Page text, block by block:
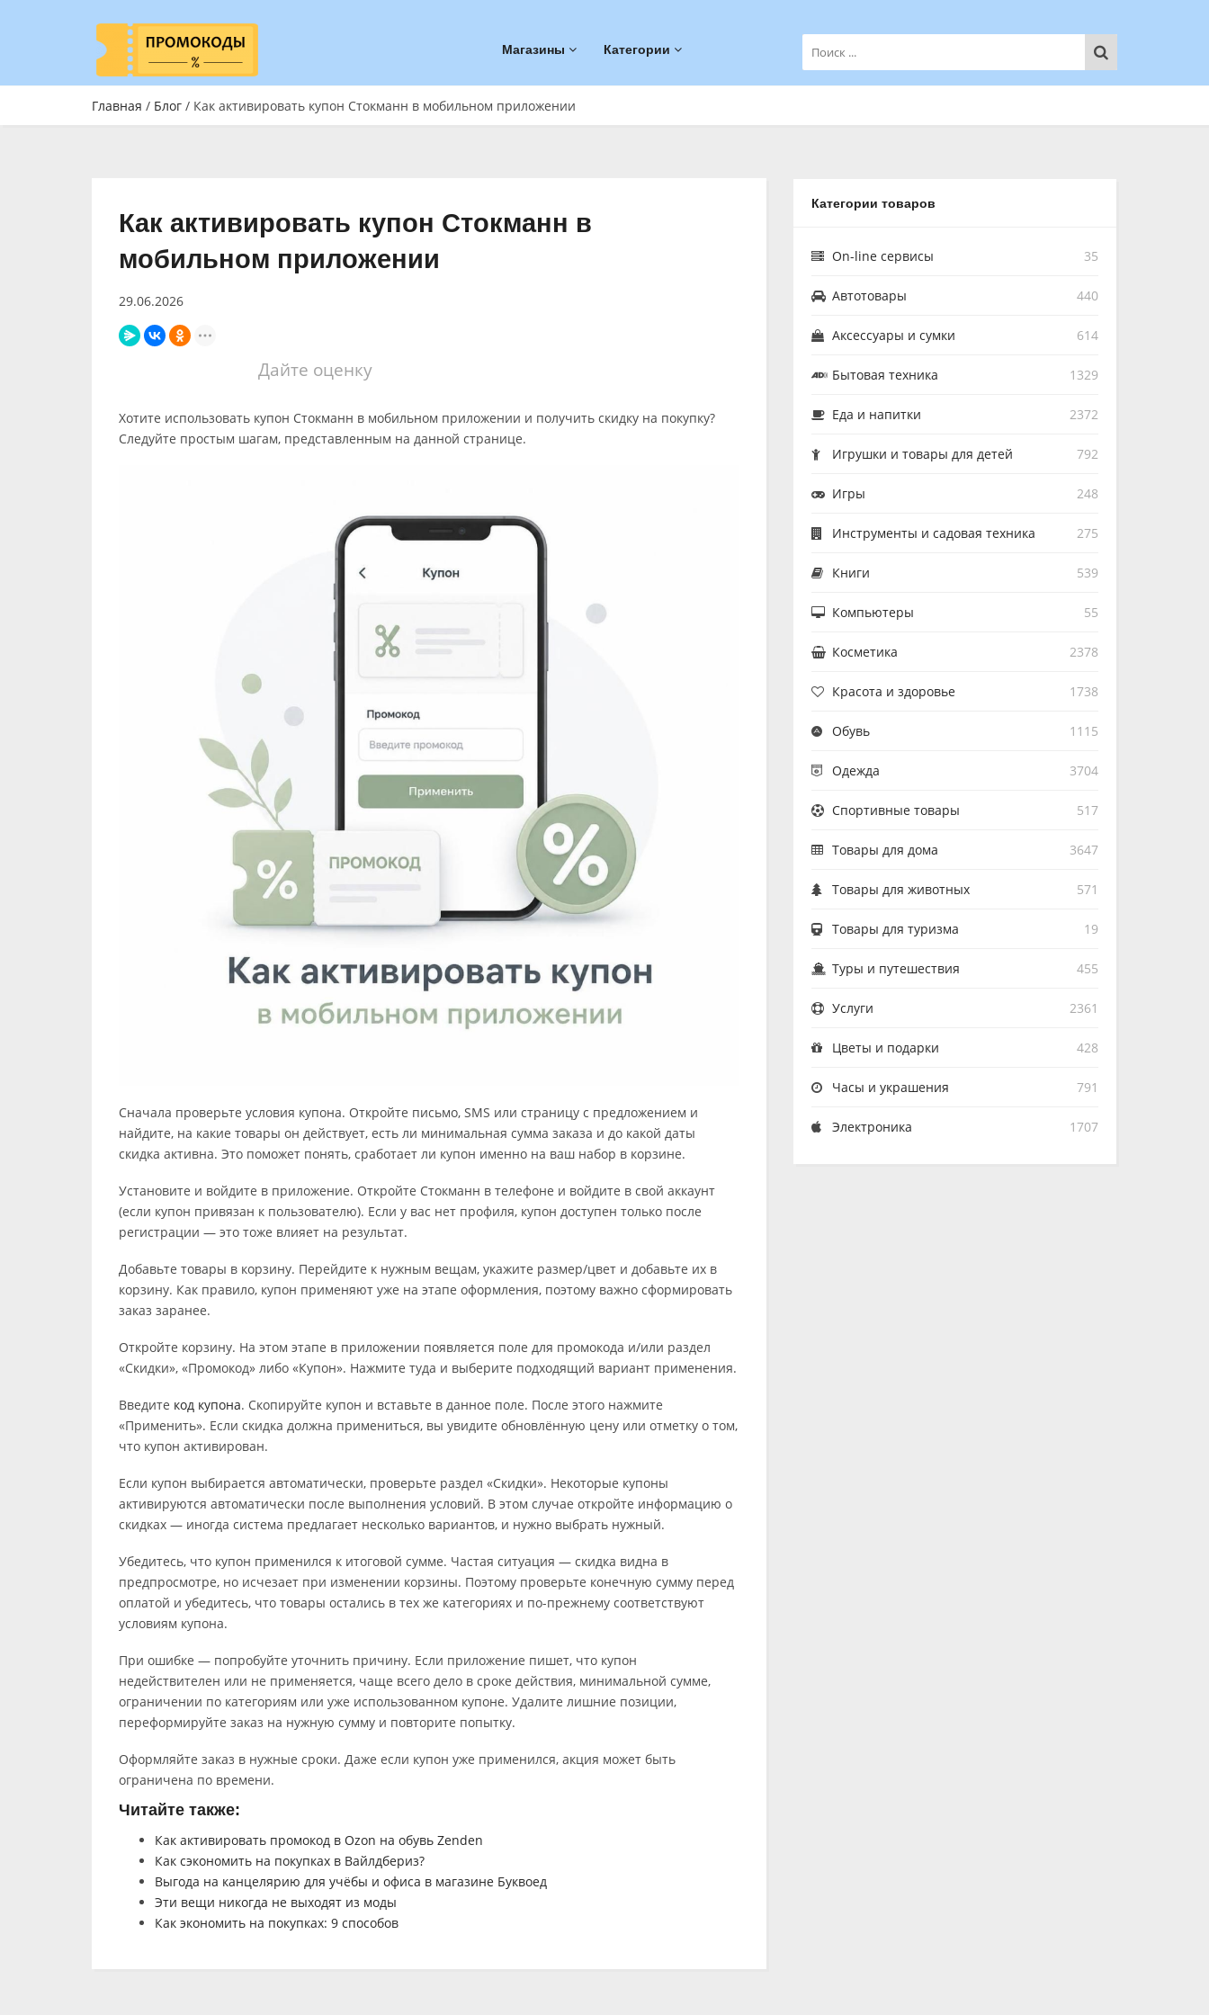
Магазины Категории
Главная / Блог / Как активировать купон Стокманн в мобильном приложении
Как активировать купон Стокманн в
мобильном приложении
29.06.2026
Дайте оценку
Хотите использовать купон Стокманн в мобильном приложении и получить скидку на покупку?
Следуйте простым шагам, представленным на данной странице.
Сначала проверьте условия купона. Откройте письмо, SMS или страницу с предложением и
найдите, на какие товары он действует, есть ли минимальная сумма заказа и до какой даты
скидка активна. Это поможет понять, сработает ли купон именно на ваш набор в корзине.
Установите и войдите в приложение. Откройте Стокманн в телефоне и войдите в свой аккаунт
(если купон привязан к пользователю). Если у вас нет профиля, купон доступен только после
регистрации — это тоже влияет на результат.
Добавьте товары в корзину. Перейдите к нужным вещам, укажите размер/цвет и добавьте их в
корзину. Как правило, купон применяют уже на этапе оформления, поэтому важно сформировать
заказ заранее.
Откройте корзину. На этом этапе в приложении появляется поле для промокода и/или раздел
«Скидки», «Промокод» либо «Купон». Нажмите туда и выберите подходящий вариант применения.
Введите код купона. Скопируйте купон и вставьте в данное поле. После этого нажмите
«Применить». Если скидка должна примениться, вы увидите обновлённую цену или отметку о том,
что купон активирован.
Если купон выбирается автоматически, проверьте раздел «Скидки». Некоторые купоны
активируются автоматически после выполнения условий. В этом случае откройте информацию о
скидках — иногда система предлагает несколько вариантов, и нужно выбрать нужный.
Убедитесь, что купон применился к итоговой сумме. Частая ситуация — скидка видна в
предпросмотре, но исчезает при изменении корзины. Поэтому проверьте конечную сумму перед
оплатой и убедитесь, что товары остались в тех же категориях и по-прежнему соответствуют
условиям купона.
При ошибке — попробуйте уточнить причину. Если приложение пишет, что купон
недействителен или не применяется, чаще всего дело в сроке действия, минимальной сумме,
ограничении по категориям или уже использованном купоне. Удалите лишние позиции,
переформируйте заказ на нужную сумму и повторите попытку.
Оформляйте заказ в нужные сроки. Даже если купон уже применился, акция может быть
ограничена по времени.
Читайте также:
Как активировать промокод в Ozon на обувь Zenden
Как сэкономить на покупках в Вайлдбериз?
Выгода на канцелярию для учёбы и офиса в магазине Буквоед
Эти вещи никогда не выходят из моды
Как экономить на покупках: 9 способов
Категории товаров
On-line сервисы 35
Автотовары 440
Аксессуары и сумки 614
Бытовая техника 1329
Еда и напитки 2372
Игрушки и товары для детей 792
Игры 248
Инструменты и садовая техника 275
Книги 539
Компьютеры 55
Косметика 2378
Красота и здоровье 1738
Обувь 1115
Одежда 3704
Спортивные товары 517
Товары для дома 3647
Товары для животных 571
Товары для туризма 19
Туры и путешествия 455
Услуги 2361
Цветы и подарки 428
Часы и украшения 791
Электроника 1707